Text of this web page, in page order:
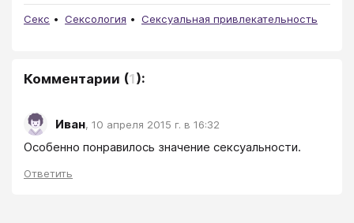
Секс Сексология Сексуальная привлекательность
Комментарии (1):
Иван, 10 апреля 2015 г. в 16:32
Особенно понравилось значение сексуальности.
Ответить